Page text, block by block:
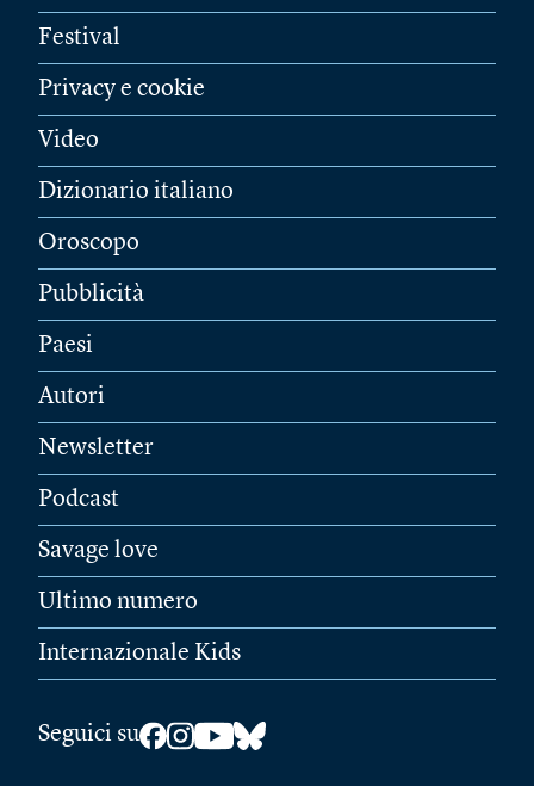
Festival
Privacy e cookie
Video
Dizionario italiano
Oroscopo
Pubblicità
Paesi
Autori
Newsletter
Podcast
Savage love
Ultimo numero
Internazionale Kids
Seguici su